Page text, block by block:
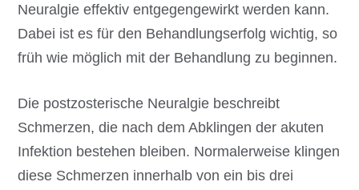
Neuralgie effektiv entgegengewirkt werden kann.
Dabei ist es für den Behandlungserfolg wichtig, so
früh wie möglich mit der Behandlung zu beginnen.
Die postzosterische Neuralgie beschreibt
Schmerzen, die nach dem Abklingen der akuten
Infektion bestehen bleiben. Normalerweise klingen
diese Schmerzen innerhalb von ein bis drei